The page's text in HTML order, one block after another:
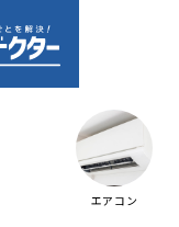
エアコン